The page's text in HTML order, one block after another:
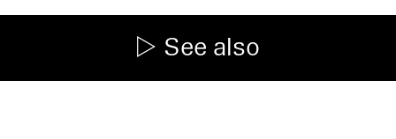
See also